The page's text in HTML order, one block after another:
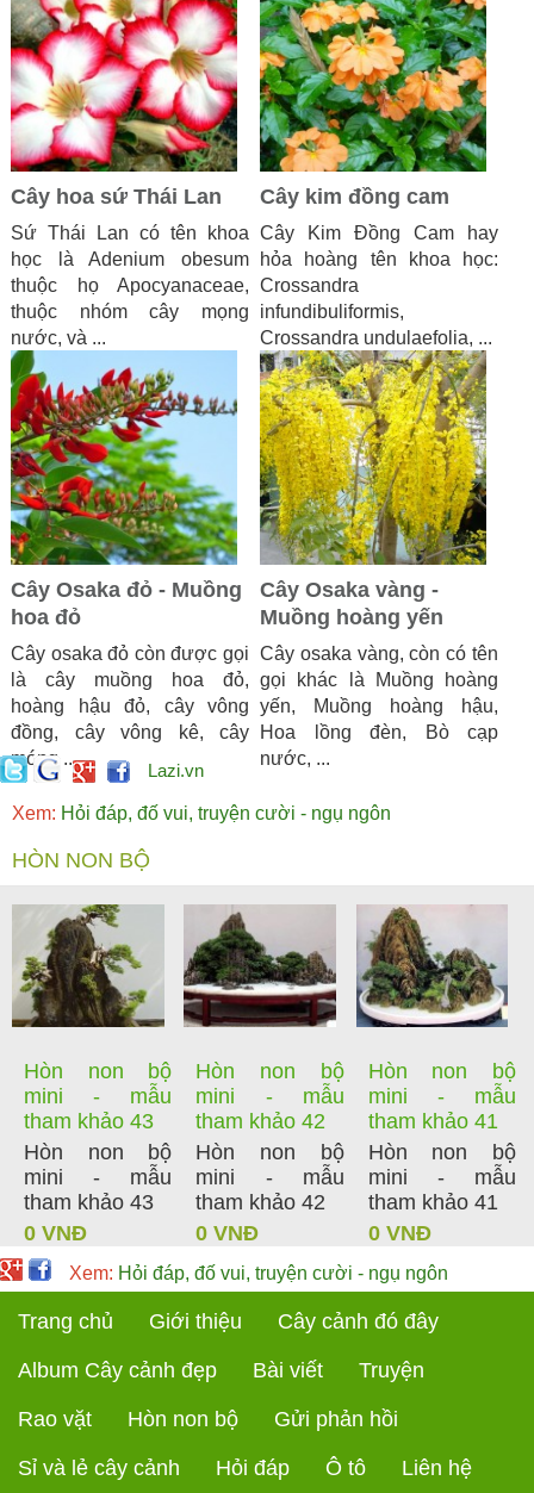
Cây hoa sứ Thái Lan
Sứ Thái Lan có tên khoa
học là Adenium obesum
thuộc họ Apocyanaceae,
thuộc nhóm cây mọng
nước, và ...
Cây kim đồng cam
Cây Kim Đồng Cam hay
hỏa hoàng tên khoa học:
Crossandra
infundibuliformis,
Crossandra undulaefolia, ...
Cây Osaka đỏ - Muồng
hoa đỏ
Cây osaka đỏ còn được gọi
là cây muồng hoa đỏ,
hoàng hậu đỏ, cây vông
đồng, cây vông kê, cây
móng ...
Cây Osaka vàng -
Muồng hoàng yến
Cây osaka vàng, còn có tên
gọi khác là Muồng hoàng
yến, Muồng hoàng hậu,
Hoa lồng đèn, Bò cạp
nước, ...
Lazi.vn
Xem: Hỏi đáp, đố vui, truyện cười - ngụ ngôn
HÒN NON BỘ
Hòn non bộ
mini - mẫu
tham khảo 43
Hòn non bộ
mini - mẫu
tham khảo 43
0 VNĐ
Hòn non bộ
mini - mẫu
tham khảo 42
Hòn non bộ
mini - mẫu
tham khảo 42
0 VNĐ
Hòn non bộ
mini - mẫu
tham khảo 41
Hòn non bộ
mini - mẫu
tham khảo 41
0 VNĐ
Xem: Hỏi đáp, đố vui, truyện cười - ngụ ngôn
Trang chủ Giới thiệu Cây cảnh đó đây
Album Cây cảnh đẹp Bài viết Truyện
Rao vặt Hòn non bộ Gửi phản hồi
Sỉ và lẻ cây cảnh Hỏi đáp Ô tô Liên hệ